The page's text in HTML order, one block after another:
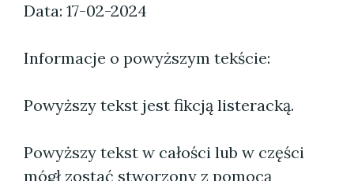
Data: 17-02-2024
Informacje o powyższym tekście:
Powyższy tekst jest fikcją listeracką.
Powyższy tekst w całości lub w części
mógł zostać stworzony z pomocą